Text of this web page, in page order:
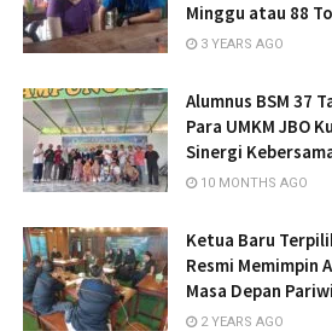
Minggu atau 88
3 YEARS AGO
Alumnus BSM 37
Para UMKM JBO
Sinergi
10 MONTHS AGO
Ketua Baru
Resmi Memimpin
Masa Depan
2 YEARS AGO